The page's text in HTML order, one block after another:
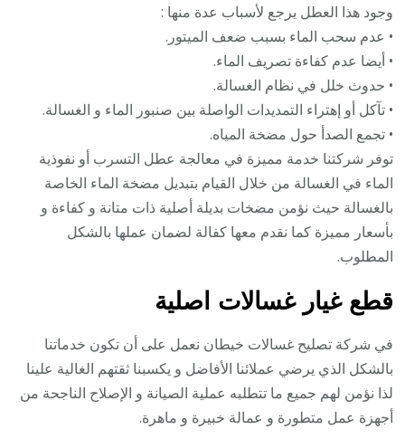
وجود هذا العطل يرجع لأسباب عدة منها :
• عدم سحب الماء بسبب ضعف الميتور.
• أيضا عدم كفاءة تصريف الماء.
• حدوث خلل في نظام الغسالة.
• تآكل أو إهتراء التمديدات الواصلة بين صنبور الماء و الغسالة.
• تجمع الصدأ حول مضخة المياه.
توفر شركتنا خدمة مميزة في معالجة عطل التسرب أو نفوذية
الماء في الغسالة من خلال القيام بتبديل مضخة الماء الخاصة
بالغسالة حيث نؤمن مضخات بديلة أصلية ذات متانة و كفاءة و
بأسعار مميزة كما نقدم معها كفالة لضمان عملها بالشكل
المطلوب.
قطع غيار غسالات اصلية
في شركة تصليح غسالات خيطان نعمل على أن تكون خدماتنا
بالشكل الذي يرضي عملائنا الأفاضل و يكسبنا ثقتهم الغالية علينا
لذا نؤمن لهم جميع ما تتطلبه عملية الصيانة و الإصلاح الناجحة من
أجهزة عمل متطورة و عمالة خبيرة و ماهرة.